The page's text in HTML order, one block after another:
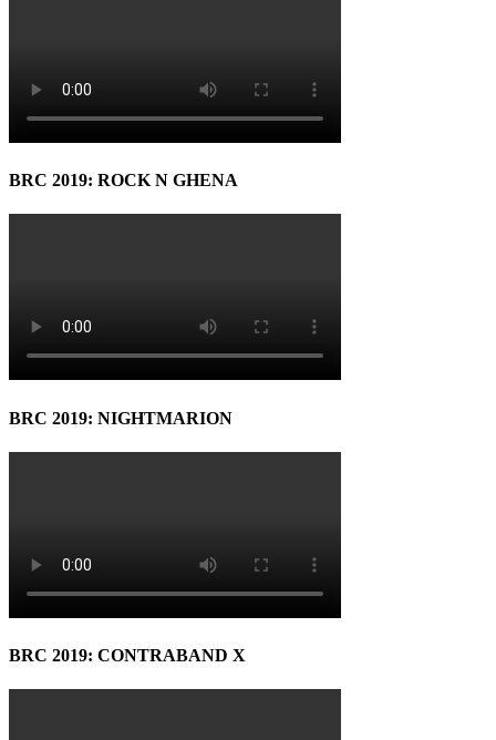
BRC 2019: ROCK N GHENA
BRC 2019: NIGHTMARION
BRC 2019: CONTRABAND X